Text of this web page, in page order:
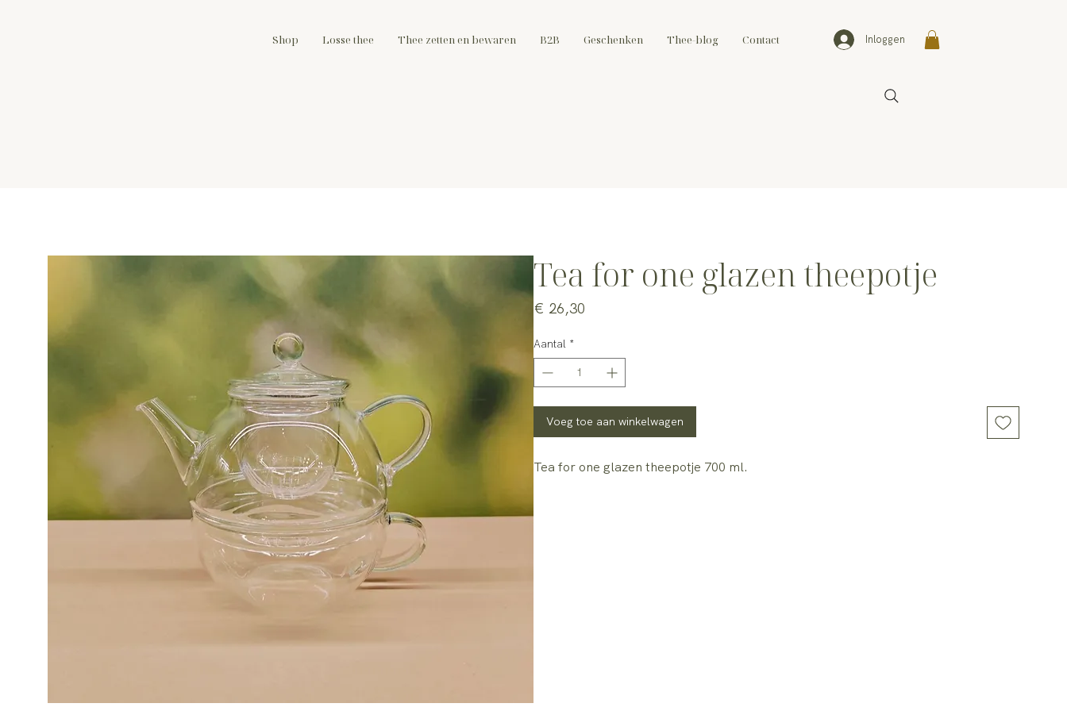
Inloggen
Shop Losse thee Thee zetten en bewaren B2B Geschenken Thee-blog Contact
Tea for one glazen theepotje
€ 26,30
Aantal *
Voeg toe aan winkelwagen
Tea for one glazen theepotje 700 ml.